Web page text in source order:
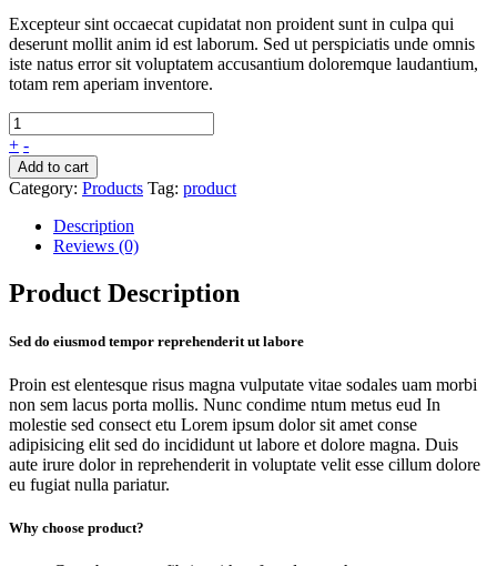
Excepteur sint occaecat cupidatat non proident sunt in culpa qui
deserunt mollit anim id est laborum. Sed ut perspiciatis unde omnis
iste natus error sit voluptatem accusantium doloremque laudantium,
totam rem aperiam inventore.
+ -
Add to cart
Category: Products Tag: product
Description
Reviews (0)
Product Description
Sed do eiusmod tempor reprehenderit ut labore
Proin est elentesque risus magna vulputate vitae sodales uam morbi
non sem lacus porta mollis. Nunc condime ntum metus eud In
molestie sed consect etu Lorem ipsum dolor sit amet conse
adipisicing elit sed do incididunt ut labore et dolore magna. Duis
aute irure dolor in reprehenderit in voluptate velit esse cillum dolore
eu fugiat nulla pariatur.
Why choose product?